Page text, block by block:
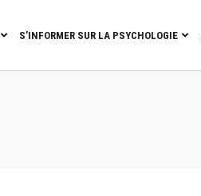
S’INFORMER SUR LA PSYCHOLOGIE